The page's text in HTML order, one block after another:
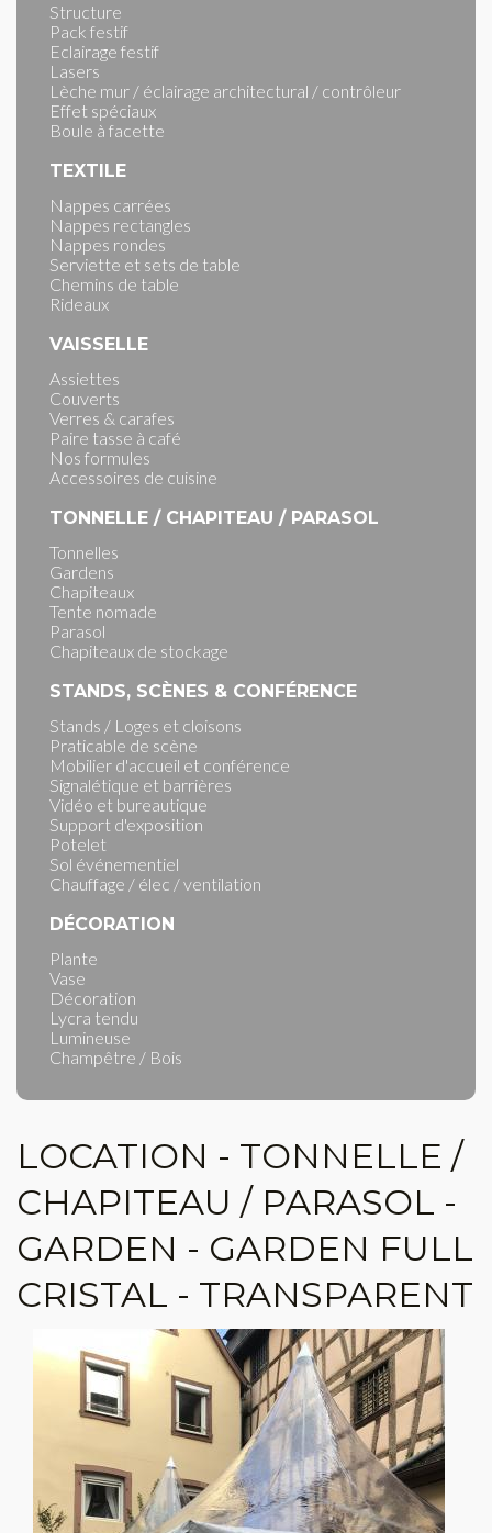
Structure
Pack festif
Eclairage festif
Lasers
Lèche mur / éclairage architectural / contrôleur
Effet spéciaux
Boule à facette
TEXTILE
Nappes carrées
Nappes rectangles
Nappes rondes
Serviette et sets de table
Chemins de table
Rideaux
VAISSELLE
Assiettes
Couverts
Verres & carafes
Paire tasse à café
Nos formules
Accessoires de cuisine
TONNELLE / CHAPITEAU / PARASOL
Tonnelles
Gardens
Chapiteaux
Tente nomade
Parasol
Chapiteaux de stockage
STANDS, SCÈNES & CONFÉRENCE
Stands / Loges et cloisons
Praticable de scène
Mobilier d'accueil et conférence
Signalétique et barrières
Vidéo et bureautique
Support d'exposition
Potelet
Sol événementiel
Chauffage / élec / ventilation
DÉCORATION
Plante
Vase
Décoration
Lycra tendu
Lumineuse
Champêtre / Bois
LOCATION - TONNELLE /
CHAPITEAU / PARASOL -
GARDEN - GARDEN FULL
CRISTAL - TRANSPARENT